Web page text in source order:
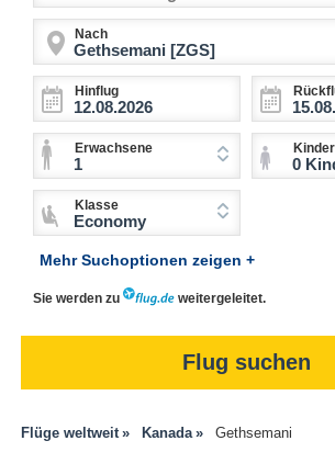
Nach
Hinflug
Erwachsene
1
Kinder
0
Klasse
Economy
Mehr Suchoptionen zeigen +
Sie werden zu weitergeleitet.
Flug suchen
Flüge weltweit Kanada Gethsemani